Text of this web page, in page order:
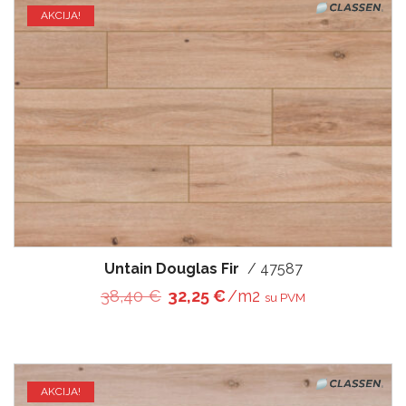
AKCIJA!
Untain Douglas Fir / 47587
38,40€ Original price was: 38,40 €.
32,25€Current price is: 32,25
/m2 su PVM
AKCIJA!